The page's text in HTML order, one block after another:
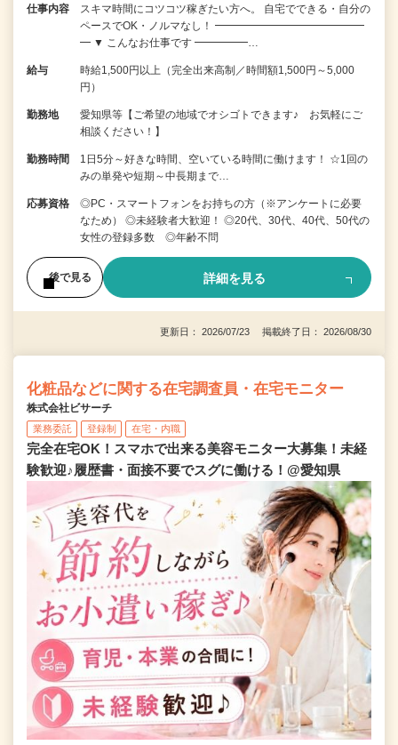
仕事内容
スキマ時間にコツコツ稼ぎたい方へ。 自宅でできる・自分の
ペースでOK・ノルマなし！ ━━━━━━━━━━━━━━
━ ▼ こんなお仕事です ━━━━━…
給与
時給1,500円以上（完全出来高制／時間額1,500円～5,000
円）
勤務地
愛知県等【ご希望の地域でオシゴトできます♪ お気軽にご
相談ください！】
勤務時間
1日5分～好きな時間、空いている時間に働けます！ ☆1回の
みの単発や短期～中長期まで…
応募資格
◎PC・スマートフォンをお持ちの方（※アンケートに必要
なため） ◎未経験者大歓迎！ ◎20代、30代、40代、50代の
女性の登録多数 ◎年齢不問
後で見る 詳細を見る
更新日： 2026/07/23 掲載終了日： 2026/08/30
化粧品などに関する在宅調査員・在宅モニター
株式会社ビサーチ
業務委託 登録制 在宅・内職
完全在宅OK！スマホで出来る美容モニター大募集！未経
験歓迎♪履歴書・面接不要でスグに働ける！@愛知県